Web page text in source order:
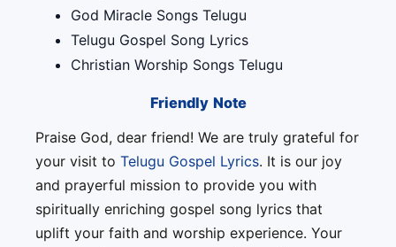
God Miracle Songs Telugu
Telugu Gospel Song Lyrics
Christian Worship Songs Telugu
Friendly Note
Praise God, dear friend! We are truly grateful for
your visit to Telugu Gospel Lyrics. It is our joy
and prayerful mission to provide you with
spiritually enriching gospel song lyrics that
uplift your faith and worship experience. Your